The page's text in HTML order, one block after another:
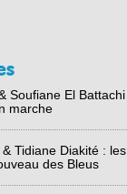
Soufiane El Battachi
marche
Tidiane Diakité : les
des Bleus